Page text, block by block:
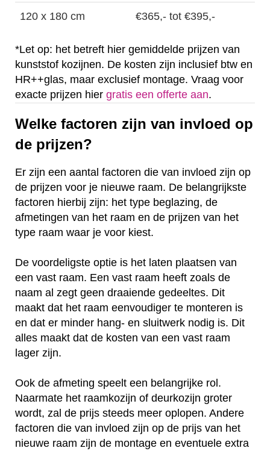
120 x 180 cm €365,- tot €395,-
*Let op: het betreft hier gemiddelde prijzen van
kunststof kozijnen. De kosten zijn inclusief btw en
HR++glas, maar exclusief montage. Vraag voor
exacte prijzen hier gratis een offerte aan.
Welke factoren zijn van invloed op
de prijzen?
Er zijn een aantal factoren die van invloed zijn op
de prijzen voor je nieuwe raam. De belangrijkste
factoren hierbij zijn: het type beglazing, de
afmetingen van het raam en de prijzen van het
type raam waar je voor kiest.
De voordeligste optie is het laten plaatsen van
een vast raam. Een vast raam heeft zoals de
naam al zegt geen draaiende gedeeltes. Dit
maakt dat het raam eenvoudiger te monteren is
en dat er minder hang- en sluitwerk nodig is. Dit
alles maakt dat de kosten van een vast raam
lager zijn.
Ook de afmeting speelt een belangrijke rol.
Naarmate het raamkozijn of deurkozijn groter
wordt, zal de prijs steeds meer oplopen. Andere
factoren die van invloed zijn op de prijs van het
nieuwe raam zijn de montage en eventuele extra